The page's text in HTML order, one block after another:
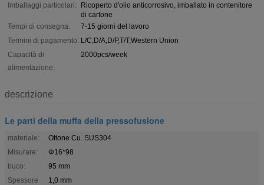
Imballaggi particolari:
Ricoperto d'olio anticorrosivo, imballato in contenitore
di cartone
Tempi di consegna:
7-15 giorni del lavoro
Termini di pagamento: L/C,D/A,D/P,T/T,Western Union
Capacità di
alimentazione:
2000pcs/week
descrizione
Le parti della muffa della pressofusione
materiale:
Ottone Cu. SUS304
Misurare:
Φ16*98
buco:
95 mm
Spessore
1,0 mm